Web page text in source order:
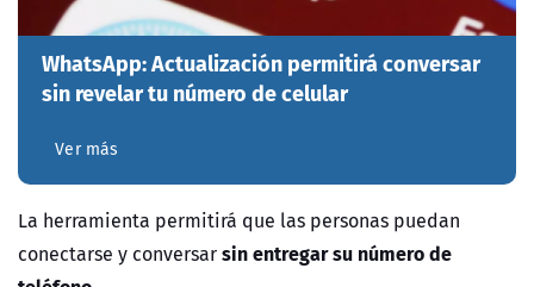
WhatsApp: Actualización permitirá conversar
sin revelar tu número de celular
Ver más
La herramienta permitirá que las personas puedan
conectarse y conversarsin entregar su número de